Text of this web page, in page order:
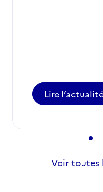
Lire l’actualité
-
Appel
pour
postes
Voir toutes